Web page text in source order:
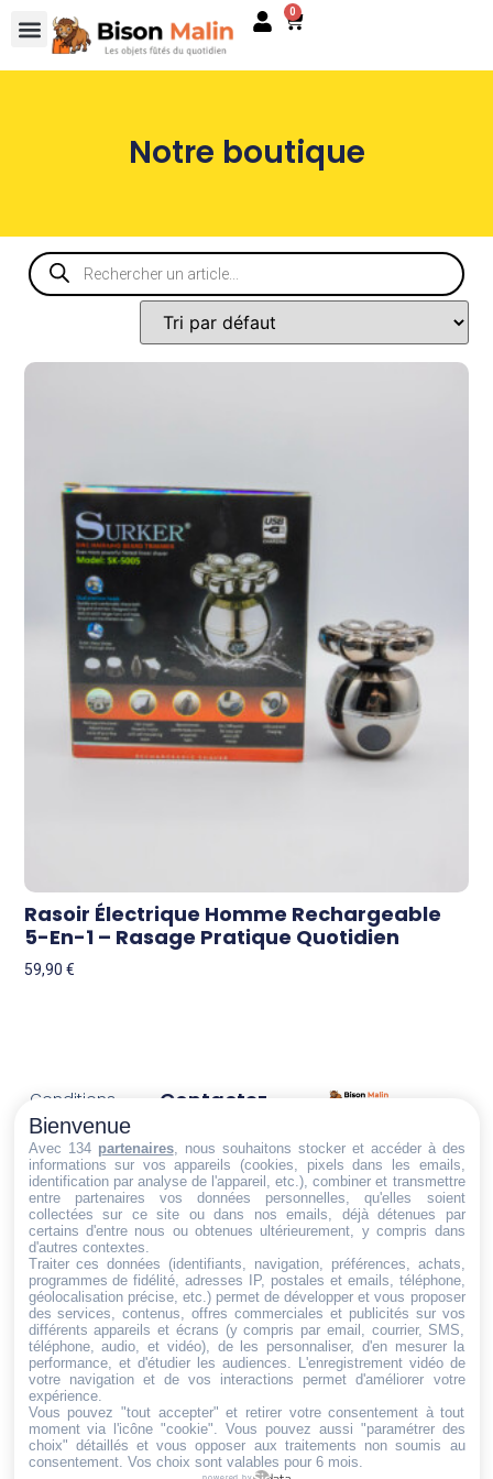
0
Notre boutique
Rasoir Électrique Homme Rechargeable
5-En-1 – Rasage Pratique Quotidien
59,90€
Trouvez ce qu'il vous faut,
au bon endroit
Conditions
générales
de vente
Politique de
cookies
Politique de
confidentialité
Mentions
légales
Conditions de
retour et de
remboursement
Droit de
rétractation
Contactez-
Email:
dt@sasbms.fr
Bienvenue
Avec 134 partenaires, nous souhaitons stocker et accéder à des
informations sur vos appareils (cookies, pixels dans les emails,
identification par analyse de l'appareil, etc.), combiner et transmettre
entre partenaires vos données personnelles, qu'elles soient
collectées sur ce site ou dans nos emails, déjà détenues par
certains d'entre nous ou obtenues ultérieurement, y compris dans
d'autres contextes.
Traiter ces données (identifiants, navigation, préférences, achats,
programmes de fidélité, adresses IP, postales et emails, téléphone,
géolocalisation précise, etc.) permet de développer et vous proposer
des services, contenus, offres commerciales et publicités sur vos
différents appareils et écrans (y compris par email, courrier, SMS,
téléphone, audio, et vidéo), de les personnaliser, d'en mesurer la
performance, et d'étudier les audiences. L'enregistrement vidéo de
votre navigation et de vos interactions permet d'améliorer votre
expérience.
Vous pouvez "tout accepter" et retirer votre consentement à tout
moment via l'icône "cookie" . Vous pouvez aussi "paramétrer des
choix" détaillés et vous opposer aux traitements non soumis au
consentement. Vos choix sont valables pour 6 mois.
powered by